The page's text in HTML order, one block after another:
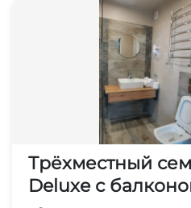
Трёхместный
Deluxe с